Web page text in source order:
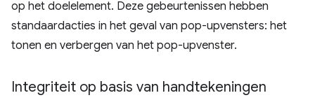
op het doelelement. Deze gebeurtenissen hebben
standaardacties in het geval van pop-upvensters: het
tonen en verbergen van het pop-upvenster.
Integriteit op basis van handtekeningen